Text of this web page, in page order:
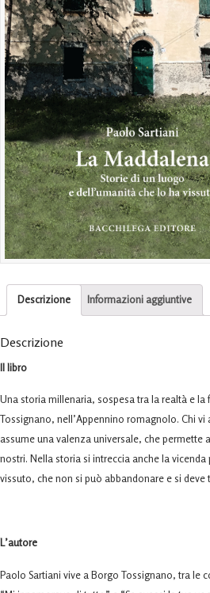
Descrizione Informazioni aggiuntive
Descrizione
Il libro
Una storia millenaria, sospesa tra la realtà e
Tossignano, nell’Appennino romagnolo. Chi
assume una valenza universale, che
nostri. Nella storia si intreccia anche la
vissuto, che non si può abbandonare e si deve
L’autore
Paolo Sartiani vive a Borgo Tossignano, tra le